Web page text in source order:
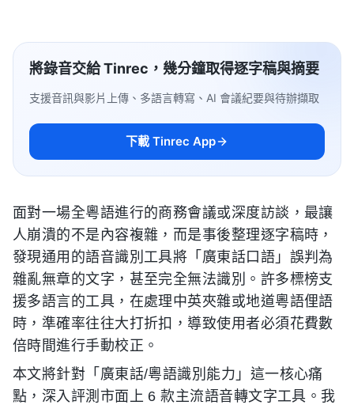
將錄音交給 Tinrec，幾分鐘取得逐字稿與摘要
支援音訊與影片上傳、多語言轉寫、AI 會議紀要與待辦擷取
下載 Tinrec App
面對一場全粵語進行的商務會議或深度訪談，最讓
人崩潰的不是內容複雜，而是事後整理逐字稿時，
發現通用的語音識別工具將「廣東話口語」誤判為
雜亂無章的文字，甚至完全無法識別。許多標榜支
援多語言的工具，在處理中英夾雜或地道粵語俚語
時，準確率往往大打折扣，導致使用者必須花費數
倍時間進行手動校正。
本文將針對「廣東話/粵語識別能力」這一核心痛
點，深入評測市面上 6 款主流語音轉文字工具。我